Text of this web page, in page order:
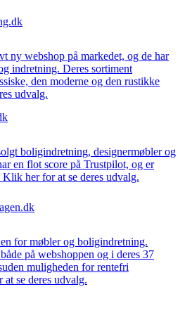
ny webshop på markedet, og de har
indretning. Deres sortiment
den moderne og den rustikke
udvalg.
boligindretning, designermøbler og
en flot score på Trustpilot, og er
her for at se deres udvalg.
for møbler og boligindretning.
på webshoppen og i deres 37
muligheden for rentefri
se deres udvalg.